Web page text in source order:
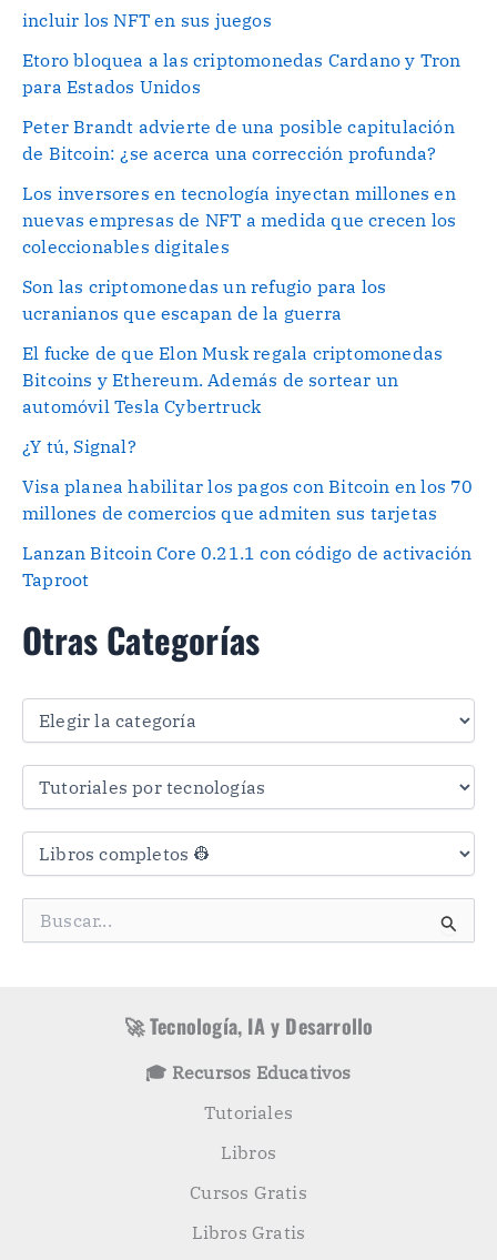
incluir los NFT en sus juegos
Etoro bloquea a las criptomonedas Cardano y Tron
para Estados Unidos
Peter Brandt advierte de una posible capitulación
de Bitcoin: ¿se acerca una corrección profunda?
Los inversores en tecnología inyectan millones en
nuevas empresas de NFT a medida que crecen los
coleccionables digitales
Son las criptomonedas un refugio para los
ucranianos que escapan de la guerra
El fucke de que Elon Musk regala criptomonedas
Bitcoins y Ethereum. Además de sortear un
automóvil Tesla Cybertruck
¿Y tú, Signal?
Visa planea habilitar los pagos con Bitcoin en los 70
millones de comercios que admiten sus tarjetas
Lanzan Bitcoin Core 0.21.1 con código de activación
Taproot
Otras Categorías
🚀 Tecnología, IA y Desarrollo
🎓 Recursos Educativos
Tutoriales
Libros
Cursos Gratis
Libros Gratis